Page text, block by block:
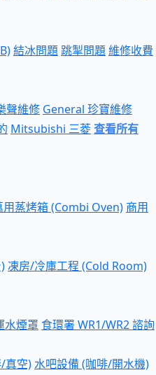
結冰問題跳掣問題維修收費
聲維修 General 珍寶維修
Mitsubishi 三菱查看所有
用蒸烤箱 (Combi Oven) 商用
凍房/冷庫工程 (Cold Room)
水煙罩 食環署 WR1/WR2 諮詢
真空)水吧設備 (咖啡/開水機)